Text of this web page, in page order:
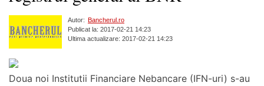
Autor: Bancherul.ro
Publicat la: 2017-02-21 14:23
Ultima actualizare: 2017-02-21 14:23
Doua noi Institutii Financiare Nebancare (IFN-uri) s-au